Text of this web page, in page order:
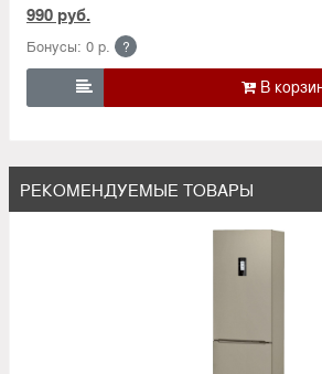
990 руб.
Бонусы: 0 р. ?

РЕКОМЕНДУЕМЫЕ ТОВАРЫ